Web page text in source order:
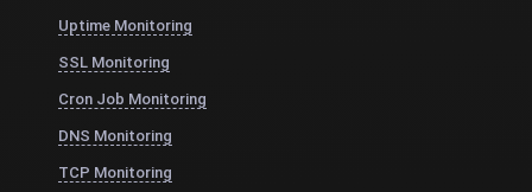
Uptime Monitoring
SSL Monitoring
Cron Job Monitoring
DNS Monitoring
TCP Monitoring